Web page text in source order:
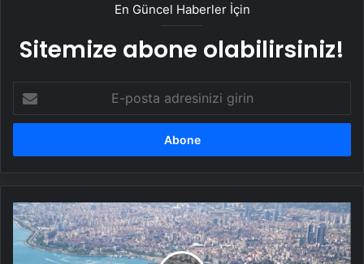
En Güncel Haberler İçin
Sitemize abone olabilirsiniz!
posta
adresinizi
Marmara
Denizi'nde
müsilaj